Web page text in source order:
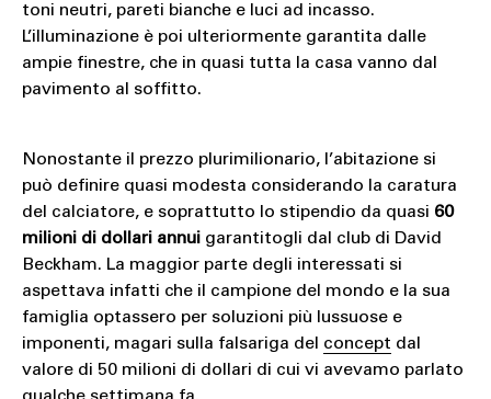
toni neutri, pareti bianche e luci ad incasso.
L’illuminazione è poi ulteriormente garantita dalle
ampie finestre, che in quasi tutta la casa vanno dal
pavimento al soffitto.
Nonostante il prezzo plurimilionario, l’abitazione si
può definire quasi modesta considerando la caratura
del calciatore, e soprattutto lo stipendio da quasi 60
milioni di dollari annuigarantitogli dal club di David
Beckham. La maggior parte degli interessati si
aspettava infatti che il campione del mondo e la sua
famiglia optassero per soluzioni più lussuose e
imponenti, magari sulla falsariga del concept dal
valore di 50 milioni di dollari di cui vi avevamo parlato